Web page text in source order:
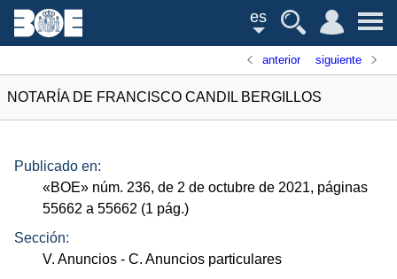
es
anterior siguiente
NOTARÍA DE FRANCISCO CANDIL BERGILLOS
Publicado en:
«BOE» núm. 236, de 2 de octubre de 2021, páginas
55662 a 55662 (1 pág.)
Sección:
V. Anuncios - C. Anuncios particulares